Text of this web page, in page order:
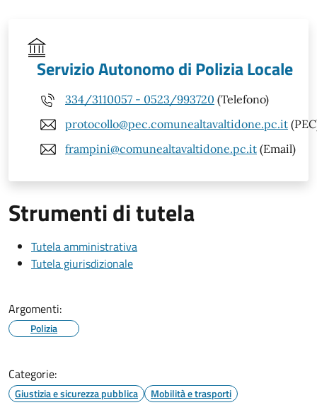
Servizio Autonomo di Polizia Locale
334/3110057 - 0523/993720 (Telefono)
protocollo@pec.comunealtavaltidone.pc.it
frampini@comunealtavaltidone.pc.it (Email)
Strumenti di tutela
Tutela amministrativa
Tutela giurisdizionale
Argomenti:
Polizia
Categorie:
Giustizia e sicurezza pubblica
Mobilità e trasporti